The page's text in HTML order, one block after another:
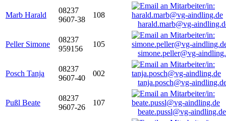
Marb Harald
08237
9607-38
108
harald.marb@vg-
Peller Simone
08237
959156
105
simone.peller@vg-
Posch Tanja
08237
9607-40
002
tanja.posch@vg-
Pußl Beate
08237
9607-26
107
beate.pussl@vg-aindling.de